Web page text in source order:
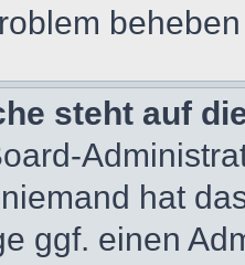
steht auf
hat
ggf. einen